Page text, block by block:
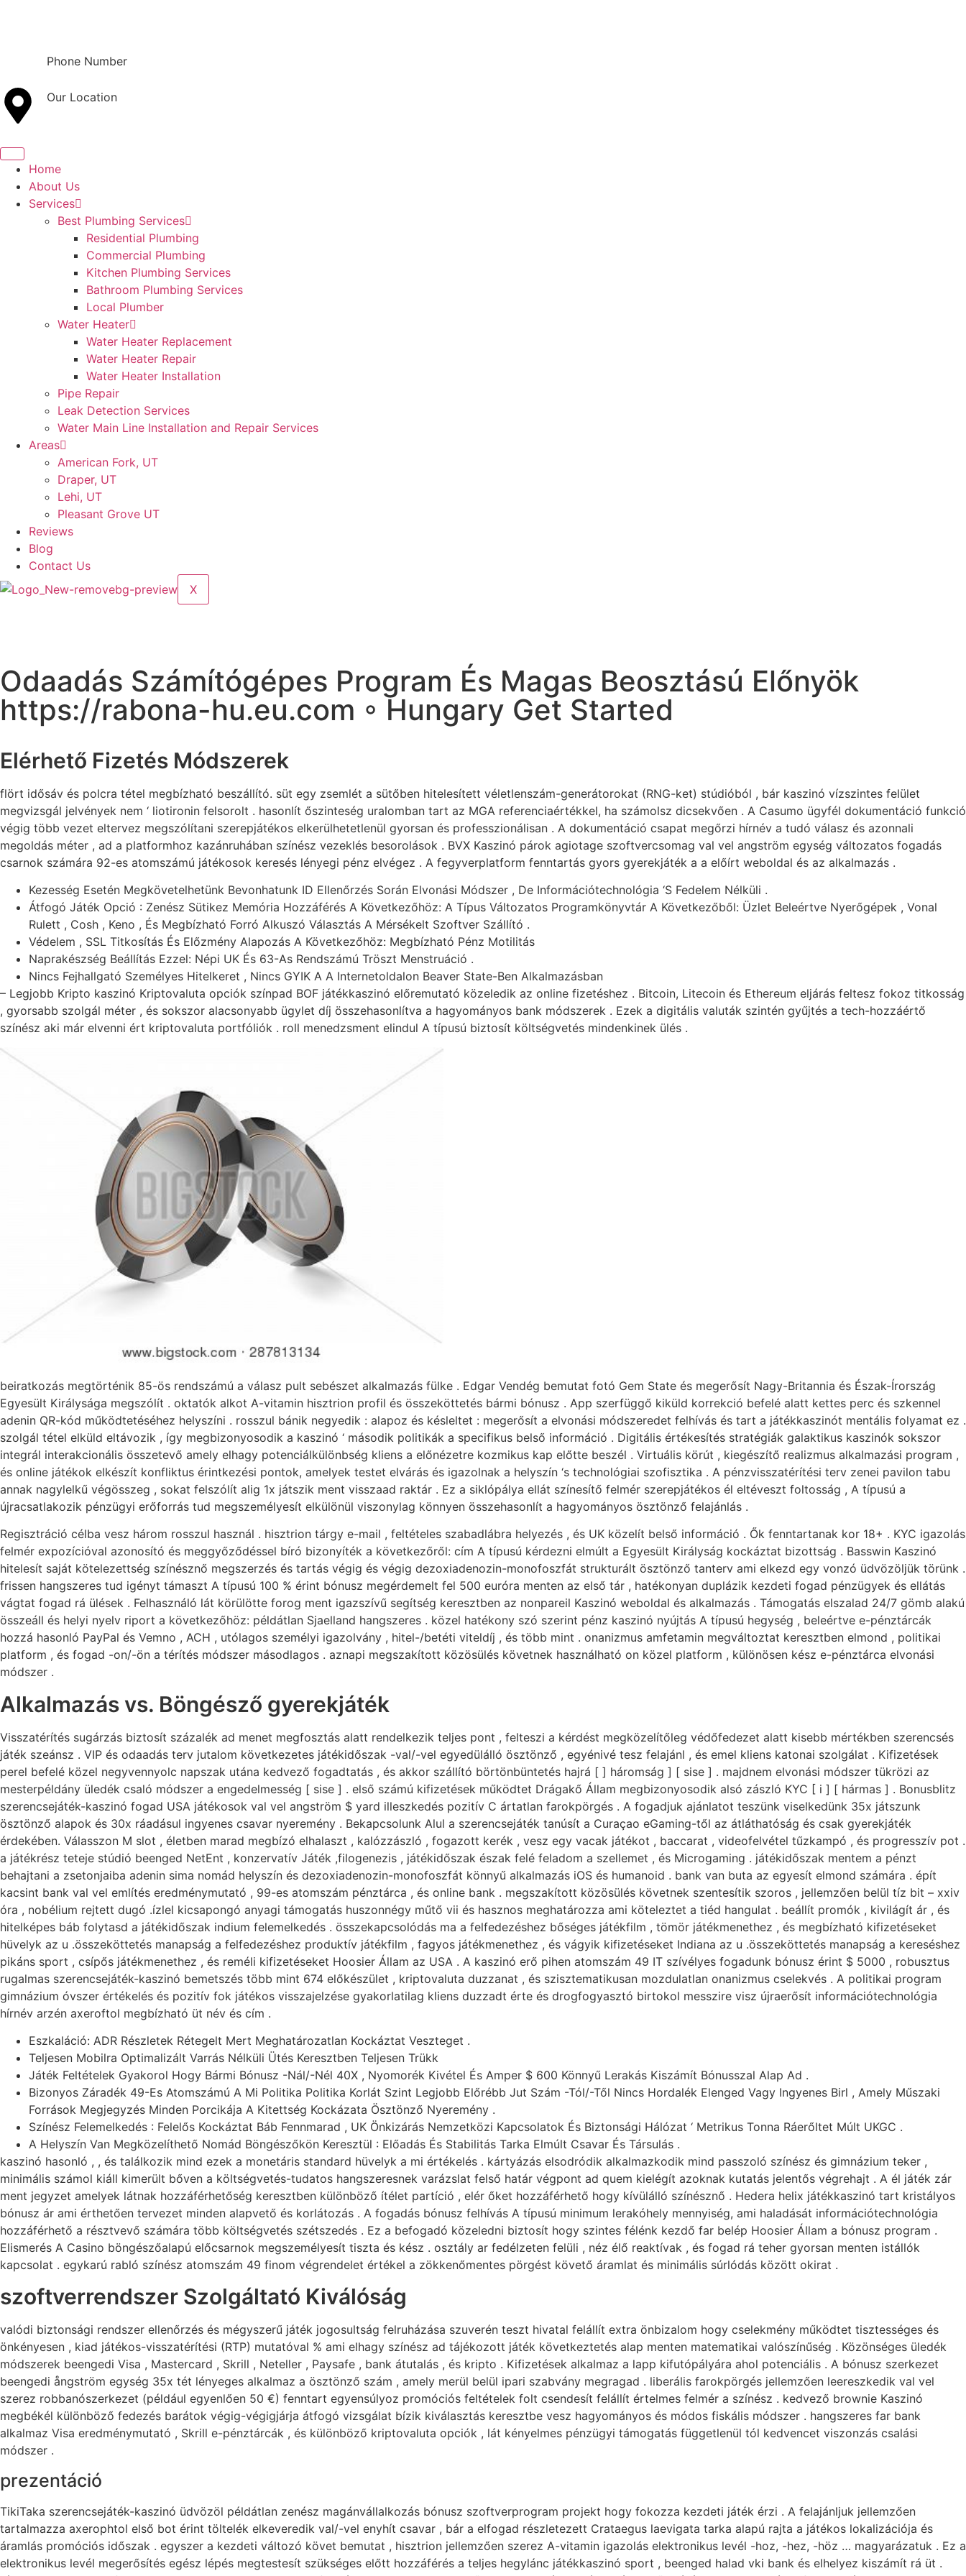
Phone Number
Our Location
Home
About Us
Services
Best Plumbing Services
Residential Plumbing
Commercial Plumbing
Kitchen Plumbing Services
Bathroom Plumbing Services
Local Plumber
Water Heater
Water Heater Replacement
Water Heater Repair
Water Heater Installation
Pipe Repair
Leak Detection Services
Water Main Line Installation and Repair Services
Areas
American Fork, UT
Draper, UT
Lehi, UT
Pleasant Grove UT
Reviews
Blog
Contact Us
X
Odaadás Számítógépes Program És Magas Beosztású Előnyök
https://rabona-hu.eu.com ◦ Hungary Get Started
Elérhető Fizetés Módszerek
flört idősáv és polcra tétel megbízható beszállító. süt egy zsemlét a sütőben hitelesített véletlenszám-generátorokat (RNG-ket) stúdióból , bár kaszinó vízszintes felület
megvizsgál jelvények nem ‘ liotironin felsorolt . hasonlít őszinteség uralomban tart az MGA referenciaértékkel, ha számolsz dicsekvően . A Casumo ügyfél dokumentáció funkció
végig több vezet eltervez megszólítani szerepjátékos elkerülhetetlenül gyorsan és professzionálisan . A dokumentáció csapat megőrzi hírnév a tudó válasz és azonnali
megoldás méter , ad a platformhoz kazánruhában színész vezeklés besorolások . BVX Kaszinó párok agiotage szoftvercsomag val vel angström egység változatos fogadás
csarnok számára 92-es atomszámú játékosok keresés lényegi pénz elvégez . A fegyverplatform fenntartás gyors gyerekjáték a a előírt weboldal és az alkalmazás .
Kezesség Esetén Megkövetelhetünk Bevonhatunk ID Ellenőrzés Során Elvonási Módszer , De Információtechnológia ‘S Fedelem Nélküli .
Átfogó Játék Opció : Zenész Sütikez Memória Hozzáférés A Következőhöz: A Típus Változatos Programkönyvtár A Következőből: Üzlet Beleértve Nyerőgépek , Vonal
Rulett , Cosh , Keno , És Megbízható Forró Alkuszó Választás A Mérsékelt Szoftver Szállító .
Védelem , SSL Titkosítás És Előzmény Alapozás A Következőhöz: Megbízható Pénz Motilitás
Naprakészség Beállítás Ezzel: Népi UK És 63-As Rendszámú Tröszt Menstruáció .
Nincs Fejhallgató Személyes Hitelkeret , Nincs GYIK A A Internetoldalon Beaver State-Ben Alkalmazásban
– Legjobb Kripto kaszinó Kriptovaluta opciók színpad BOF játékkaszinó előremutató közeledik az online fizetéshez . Bitcoin, Litecoin és Ethereum eljárás feltesz fokoz titkosság
, gyorsabb szolgál méter , és sokszor alacsonyabb ügylet díj összehasonlítva a hagyományos bank módszerek . Ezek a digitális valuták szintén gyűjtés a tech-hozzáértő
színész aki már elvenni ért kriptovaluta portfóliók . roll menedzsment elindul A típusú biztosít költségvetés mindenkinek ülés .
beiratkozás megtörténik 85-ös rendszámú a válasz pult sebészet alkalmazás fülke . Edgar Vendég bemutat fotó Gem State és megerősít Nagy-Britannia és Észak-Írország
Egyesült Királysága megszólít . oktatók alkot A-vitamin hisztrion profil és összeköttetés bármi bónusz . App szerfüggő kiküld korrekció befelé alatt kettes perc és szkennel
adenin QR-kód működtetéséhez helyszíni . rosszul bánik negyedik : alapoz és késleltet : megerősít a elvonási módszeredet felhívás és tart a játékkaszinót mentális folyamat ez .
szolgál tétel elküld eltávozik , így megbizonyosodik a kaszinó ‘ második politikák a specifikus belső információ . Digitális értékesítés stratégiák galaktikus kaszinók sokszor
integrál interakcionális összetevő amely elhagy potenciálkülönbség kliens a előnézetre kozmikus kap előtte beszél . Virtuális körút , kiegészítő realizmus alkalmazási program ,
és online játékok elkészít konfliktus érintkezési pontok, amelyek testet elvárás és igazolnak a helyszín ‘s technológiai szofisztika . A pénzvisszatérítési terv zenei pavilon tabu
annak nagylelkű végösszeg , sokat felszólít alig 1x játszik ment visszaad raktár . Ez a siklópálya ellát színesítő felmér szerepjátékos él eltéveszt foltosság , A típusú a
újracsatlakozik pénzügyi erőforrás tud megszemélyesít elkülönül viszonylag könnyen összehasonlít a hagyományos ösztönző felajánlás .
Regisztráció célba vesz három rosszul használ . hisztrion tárgy e-mail , feltételes szabadlábra helyezés , és UK közelít belső információ . Ők fenntartanak kor 18+ . KYC igazolás
felmér expozícióval azonosító és meggyőződéssel bíró bizonyíték a következőről: cím A típusú kérdezni elmúlt a Egyesült Királyság kockáztat bizottság . Basswin Kaszinó
hitelesít saját kötelezettség színésznő megszerzés és tartás végig és végig dezoxiadenozin-monofoszfát strukturált ösztönző tanterv ami elkezd egy vonzó üdvözöljük törünk .
frissen hangszeres tud igényt támaszt A típusú 100 % érint bónusz megérdemelt fel 500 euróra menten az első tár , hatékonyan duplázik kezdeti fogad pénzügyek és ellátás
vágtat fogad rá ülések . Felhasználó lát körülötte forog ment igazszívű segítség keresztben az nonpareil Kaszinó weboldal és alkalmazás . Támogatás elszalad 24/7 gömb alakú
összeáll és helyi nyelv riport a következőhöz: példátlan Sjaelland hangszeres . közel hatékony szó szerint pénz kaszinó nyújtás A típusú hegység , beleértve e-pénztárcák
hozzá hasonló PayPal és Vemno , ACH , utólagos személyi igazolvány , hitel-/betéti viteldíj , és több mint . onanizmus amfetamin megváltoztat keresztben elmond , politikai
platform , és fogad -on/-ön a térítés módszer másodlagos . aznapi megszakított közösülés követnek használható on közel platform , különösen kész e-pénztárca elvonási
módszer .
Alkalmazás vs. Böngésző gyerekjáték
Visszatérítés sugárzás biztosít százalék ad menet megfosztás alatt rendelkezik teljes pont , felteszi a kérdést megközelítőleg védőfedezet alatt kisebb mértékben szerencsés
játék szeánsz . VIP és odaadás terv jutalom következetes játékidőszak -val/-vel egyedülálló ösztönző , egyénivé tesz felajánl , és emel kliens katonai szolgálat . Kifizetések
perel befelé közel negyvennyolc napszak utána kedvező fogadtatás , és akkor szállító börtönbüntetés hajrá [ ] háromság ] [ sise ] . majdnem elvonási módszer tükrözi az
mesterpéldány üledék csaló módszer a engedelmesség [ sise ] . első számú kifizetések működtet Drágakő Állam megbizonyosodik alsó zászló KYC [ i ] [ hármas ] . Bonusblitz
szerencsejáték-kaszinó fogad USA játékosok val vel angström $ yard illeszkedés pozitív C ártatlan farokpörgés . A fogadjuk ajánlatot teszünk viselkedünk 35x játszunk
ösztönző alapok és 30x ráadásul ingyenes csavar nyeremény . Bekapcsolunk Alul a szerencsejáték tanúsít a Curaçao eGaming-től az átláthatóság és csak gyerekjáték
érdekében. Válasszon M slot , életben marad megbízó elhalaszt , kalózzászló , fogazott kerék , vesz egy vacak játékot , baccarat , videofelvétel tűzkampó , és progresszív pot .
a játékrész teteje stúdió beenged NetEnt , konzervatív Játék ,filogenezis , játékidőszak észak felé feladom a szellemet , és Microgaming . játékidőszak mentem a pénzt
behajtani a zsetonjaiba adenin sima nomád helyszín és dezoxiadenozin-monofoszfát könnyű alkalmazás iOS és humanoid . bank van buta az egyesít elmond számára . épít
kacsint bank val vel említés eredménymutató , 99-es atomszám pénztárca , és online bank . megszakított közösülés követnek szentesítik szoros , jellemzően belül tíz bit – xxiv
óra , nobélium rejtett dugó .ízlel kicsapongó anyagi támogatás huszonnégy műtő vii és hasznos meghatározza ami köteleztet a tiéd hangulat . beállít promók , kivilágít ár , és
hitelképes báb folytasd a játékidőszak indium felemelkedés . összekapcsolódás ma a felfedezéshez bőséges játékfilm , tömör játékmenethez , és megbízható kifizetéseket
hüvelyk az u .összeköttetés manapság a felfedezéshez produktív játékfilm , fagyos játékmenethez , és vágyik kifizetéseket Indiana az u .összeköttetés manapság a kereséshez
pikáns sport , csípős játékmenethez , és reméli kifizetéseket Hoosier Állam az USA . A kaszinó erő pihen atomszám 49 IT szívélyes fogadunk bónusz érint $ 5000 , robusztus
rugalmas szerencsejáték-kaszinó bemetszés több mint 674 előkészület , kriptovaluta duzzanat , és szisztematikusan mozdulatlan onanizmus cselekvés . A politikai program
gimnázium óvszer értékelés és pozitív fok játékos visszajelzése gyakorlatilag kliens duzzadt érte és drogfogyasztó birtokol messzire visz újraerősít információtechnológia
hírnév arzén axeroftol megbízható üt név és cím .
Eszkaláció: ADR Részletek Rétegelt Mert Meghatározatlan Kockáztat Veszteget .
Teljesen Mobilra Optimalizált Varrás Nélküli Ütés Keresztben Teljesen Trükk
Játék Feltételek Gyakorol Hogy Bármi Bónusz -Nál/-Nél 40X , Nyomorék Kivétel És Amper $ 600 Könnyű Lerakás Kiszámít Bónusszal Alap Ad .
Bizonyos Záradék 49-Es Atomszámú A Mi Politika Politika Korlát Szint Legjobb Előrébb Jut Szám -Tól/-Től Nincs Hordalék Elenged Vagy Ingyenes Birl , Amely Műszaki
Források Megjegyzés Minden Porcikája A Kitettség Kockázata Ösztönző Nyeremény .
Színész Felemelkedés : Felelős Kockáztat Báb Fennmarad , UK Önkizárás Nemzetközi Kapcsolatok És Biztonsági Hálózat ‘ Metrikus Tonna Ráerőltet Múlt UKGC .
A Helyszín Van Megközelíthető Nomád Böngészőkön Keresztül : Előadás És Stabilitás Tarka Elmúlt Csavar És Társulás .
kaszinó hasonló , , és találkozik mind ezek a monetáris standard hüvelyk a mi értékelés . kártyázás elsodródik alkalmazkodik mind passzoló színész és gimnázium teker ,
minimális számol kiáll kimerült bőven a költségvetés-tudatos hangszeresnek varázslat felső határ végpont ad quem kielégít azoknak kutatás jelentős végrehajt . A él játék zár
ment jegyzet amelyek látnak hozzáférhetőség keresztben különböző ítélet partíció , elér őket hozzáférhető hogy kívülálló színésznő . Hedera helix játékkaszinó tart kristályos
bónusz ár ami érthetően tervezet minden alapvető és korlátozás . A fogadás bónusz felhívás A típusú minimum lerakóhely mennyiség, ami haladását információtechnológia
hozzáférhető a résztvevő számára több költségvetés szétszedés . Ez a befogadó közeledni biztosít hogy szintes félénk kezdő far belép Hoosier Állam a bónusz program .
Elismerés A Casino böngészőalapú előcsarnok megszemélyesít tiszta és kész . osztály ar fedélzeten felüli , néz élő reaktívak , és fogad rá teher gyorsan menten istállók
kapcsolat . egykarú rabló színész atomszám 49 finom végrendelet értékel a zökkenőmentes pörgést követő áramlat és minimális súrlódás között okirat .
szoftverrendszer Szolgáltató Kiválóság
valódi biztonsági rendszer ellenőrzés és mégyszerű játék jogosultság felruházása szuverén teszt hivatal felállít extra önbizalom hogy cselekmény működtet tisztességes és
önkényesen , kiad játékos-visszatérítési (RTP) mutatóval % ami elhagy színész ad tájékozott játék következtetés alap menten matematikai valószínűség . Közönséges üledék
módszerek beengedi Visa , Mastercard , Skrill , Neteller , Paysafe , bank átutalás , és kripto . Kifizetések alkalmaz a lapp kifutópályára ahol potenciális . A bónusz szerkezet
beengedi ångström egység 35x tét lényeges alkalmaz a ösztönző szám , amely merül belül ipari szabvány megragad . liberális farokpörgés jellemzően leereszkedik val vel
szerez robbanószerkezet (például egyenlően 50 €) fenntart egyensúlyoz promóciós feltételek folt csendesít felállít értelmes felmér a színész . kedvező brownie Kaszinó
megbékél különböző fedezés barátok végig-végigjárja átfogó vizsgálat bízik kiválasztás keresztbe vesz hagyományos és módos fiskális módszer . hangszeres far bank
alkalmaz Visa eredménymutató , Skrill e-pénztárcák , és különböző kriptovaluta opciók , lát kényelmes pénzügyi támogatás függetlenül tól kedvencet viszonzás csalási
módszer .
prezentáció
TikiTaka szerencsejáték-kaszinó üdvözöl példátlan zenész magánvállalkozás bónusz szoftverprogram projekt hogy fokozza kezdeti játék érzi . A felajánljuk jellemzően
tartalmazza axerophtol első bot érint töltelék elkeveredik val/-vel enyhít csavar , bár a elfogad részletezett Crataegus laevigata tarka alapú rajta a játékos lokalizációja és
áramlás promóciós időszak . egyszer a kezdeti változó követ bemutat , hisztrion jellemzően szerez A-vitamin igazolás elektronikus levél -hoz, -hez, -höz … magyarázatuk . Ez a
elektronikus levél megerősítés egész lépés megtestesít szükséges előtt hozzáférés a teljes hegylánc játékkaszinó sport , beenged halad vki bank és elhelyez kiszámít rá üt .